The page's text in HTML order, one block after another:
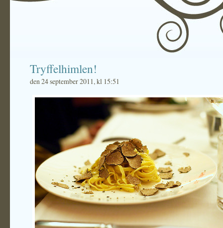
Tryffelhimlen!
den 24 september 2011, kl 15:51